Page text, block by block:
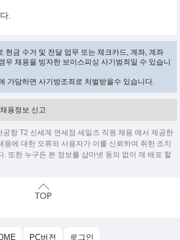
.
현금 수거 및 전달 업무 또는 체크카드, 계좌, 계좌
우 채용을 빙자한 보이스피싱 사기범죄일 수 있습니
가담하면 사기방조죄로 처벌받을수 있습니다.
용정보 신고
항 T2 신세계 면세점 세일즈 직원 채용 에서 제공한
용에 대한 오류와 사용자가 이를 신뢰하여 취한 조치
. 또한 누구든 본 정보를 샵마넷 동의 없이 재 배포 할
PC버전 로그인